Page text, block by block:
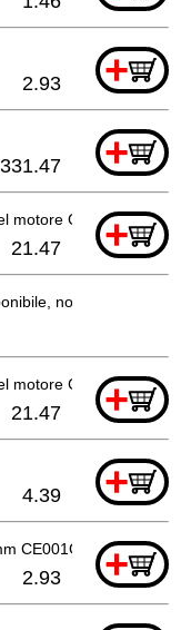
+
2.93
+
331.47
motore CE001G
+
21.47
non ordinabile
motore CE001G
+
21.47
+
4.39
CE001G +
2.93